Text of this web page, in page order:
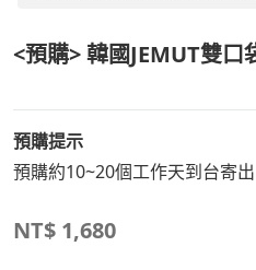
<預購> 韓國JEMUT雙口
預購提示
預購約10~20個工作天到台寄出
NT$ 1,680